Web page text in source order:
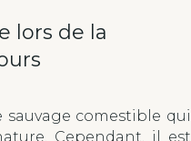
lors de la
sauvage comestible qui
Cependant, il est